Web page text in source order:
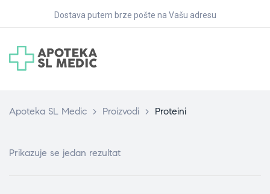
Dostava putem brze pošte na Vašu adresu
Apoteka SL Medic > Proizvodi > Proteini
Prikazuje se jedan rezultat